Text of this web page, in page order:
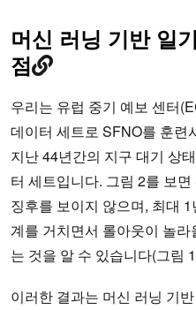
머신 러닝 기반 일
점
우리는 유럽 중기 예보 센터
데이터 세트로 SFNO를 훈련
지난 44년간의 지구 대기 상
터 세트입니다. 그림 2를 보
징후를 보이지 않으며, 최대
계를 거치면서 롤아웃이 놀
는 것을 알 수 있습니다(그림
이러한 결과는 머신 러닝 기